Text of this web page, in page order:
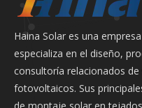
Haina Solar es una
especializa en el diseño,
consultoría relacionados
fotovoltaicos. Sus